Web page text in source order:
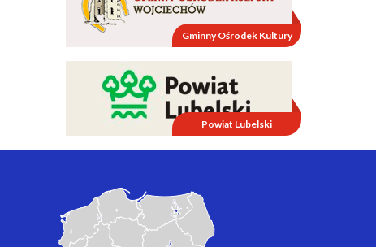
Gminny Ośrodek Kultury
Powiat Lubelski